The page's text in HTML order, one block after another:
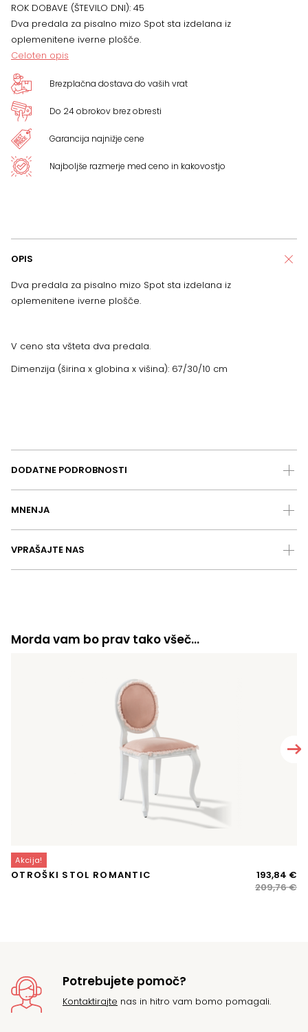
ROK DOBAVE (ŠTEVILO DNI): 45
Dva predala za pisalno mizo Spot sta izdelana iz
oplemenitene iverne plošče.
Celoten opis
Brezplačna dostava do vaših vrat
Do 24 obrokov brez obresti
Garancija najnižje cene
Najboljše razmerje med ceno in kakovostjo
OPIS
Dva predala za pisalno mizo Spot sta izdelana iz
oplemenitene iverne plošče.
V ceno sta všteta dva predala.
Dimenzija (širina x globina x višina): 67/30/10 cm
DODATNE PODROBNOSTI
MNENJA
VPRAŠAJTE NAS
Morda vam bo prav tako všeč…
Akcija!
OTROŠKI STOL ROMANTIC
209,76€
193,84 €
Potrebujete pomoč?
Kontaktirajte nas in hitro vam bomo pomagali.